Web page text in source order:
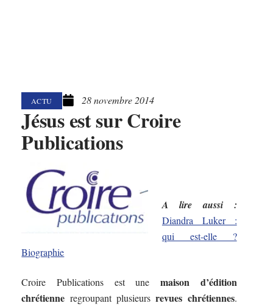
ACTU 28 novembre 2014
Jésus est sur Croire
Publications
A lire aussi :
Diandra Luker :
qui est-elle ?
Biographie
Croire Publications est une maison d’édition
chrétienne regroupant plusieursrevues chrétiennes.